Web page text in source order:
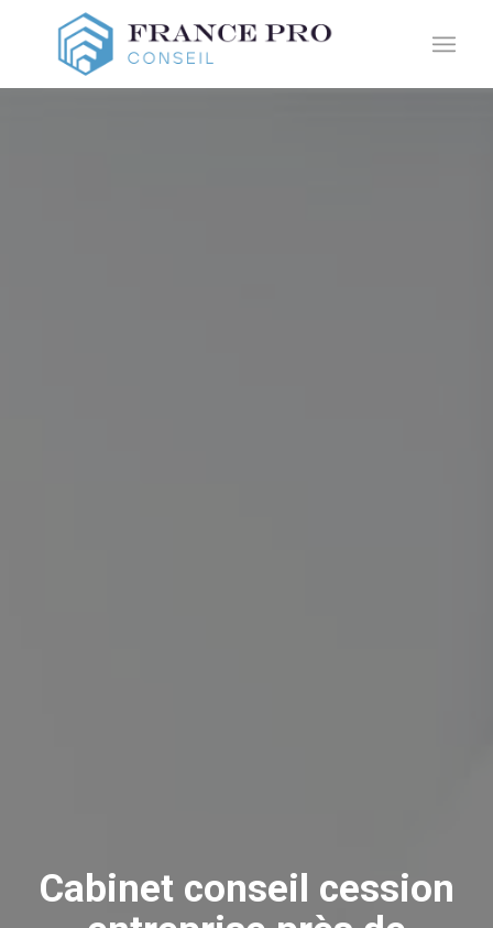
Cabinet conseil cession